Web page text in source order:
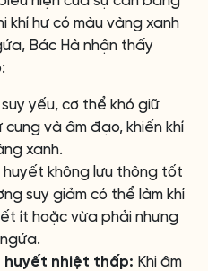
khí hư có màu vàng xanh
Bác Hà nhận thấy
suy yếu, cơ thể khó giữ
và âm đạo, khiến khí
xanh.
huyết không lưu thông tốt
suy giảm có thể làm khí
ít hoặc vừa phải nhưng
huyết nhiệt thấp: Khi âm